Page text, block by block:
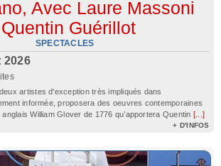
Avec Laure Massoni
Guérillot
SPECTACLES
2026
artistes d'exception très impliqués dans
informée, proposera des oeuvres contemporaines
William Glover de 1776 qu’apportera Quentin [...]
+ D'INFOS